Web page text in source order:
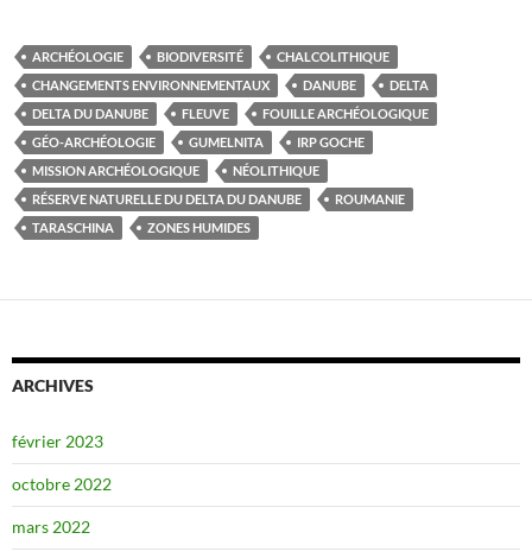
ARCHÉOLOGIE BIODIVERSITÉ
CHALCOLITHIQUE
CHANGEMENTS ENVIRONNEMENTAUX
DANUBE
DELTA
DELTA DU DANUBE
FLEUVE
FOUILLE ARCHÉOLOGIQUE
GÉO-ARCHÉOLOGIE
GUMELNITA
IRP GOCHE
MISSION ARCHÉOLOGIQUE
NÉOLITHIQUE
RÉSERVE NATURELLE DU DELTA DU DANUBE
ROUMANIE
TARASCHINA
ZONES HUMIDES
ARCHIVES
février 2023
octobre 2022
mars 2022